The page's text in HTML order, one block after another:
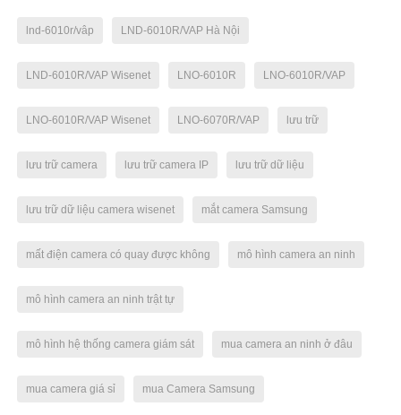
lnd-6010r/vâp LND-6010R/VAP Hà Nội
LND-6010R/VAP Wisenet LNO-6010R LNO-6010R/VAP
LNO-6010R/VAP Wisenet LNO-6070R/VAP lưu trữ
lưu trữ camera lưu trữ camera IP lưu trữ dữ liệu
lưu trữ dữ liệu camera wisenet mắt camera Samsung
mất điện camera có quay được không mô hình camera an ninh
mô hình camera an ninh trật tự
mô hình hệ thống camera giám sát mua camera an ninh ở đâu
mua camera giá sỉ mua Camera Samsung